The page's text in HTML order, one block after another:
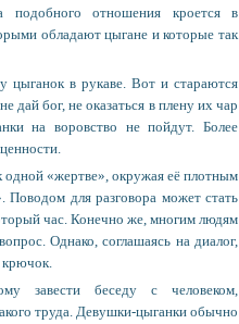
подобного отношения кроется в
обладают цыгане и которые так
цыганок в рукаве. Вот и стараются
дай бог, не оказаться в плену их чар
на воровство не пойдут. Более
«жертве», окружая её плотным
Поводом для разговора может стать
час. Конечно же, многим людям
Однако, соглашаясь на диалог,
крючок.
завести беседу с человеком,
труда. Девушки-цыганки обычно